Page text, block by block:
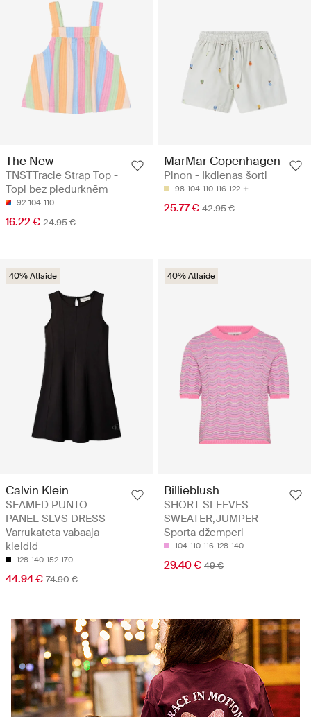
The New
TNSTTracie Strap Top -
Topi bez piedurknēm
92 104 110
16.22 € 24.95 €
MarMar Copenhagen
Pinon - Ikdienas šorti
98 104 110 116 122
25.77 € 42.95 €
40% Atlaide
Calvin Klein
SEAMED PUNTO
PANEL SLVS DRESS -
Varrukateta vabaaja
kleidid
128 140 152 170
44.94 € 74.90 €
40% Atlaide
Billieblush
SHORT SLEEVES
SWEATER,JUMPER -
Sporta džemperi
104 110 116 128 140
29.40 € 49 €